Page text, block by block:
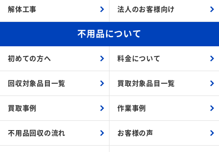
解体工事 法人のお客様向け
不用品について
初めての方へ 料金について
回収対象品目一覧 買取対象品目一覧
買取事例 作業事例
不用品回収の流れ お客様の声